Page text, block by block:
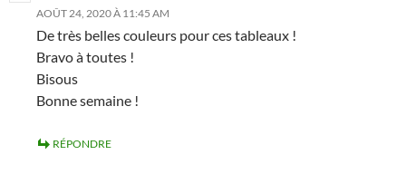
AOÛT 24, 2020 À 11:45 AM
De très belles couleurs pour ces tableaux !
Bravo à toutes !
Bisous
Bonne semaine !
RÉPONDRE